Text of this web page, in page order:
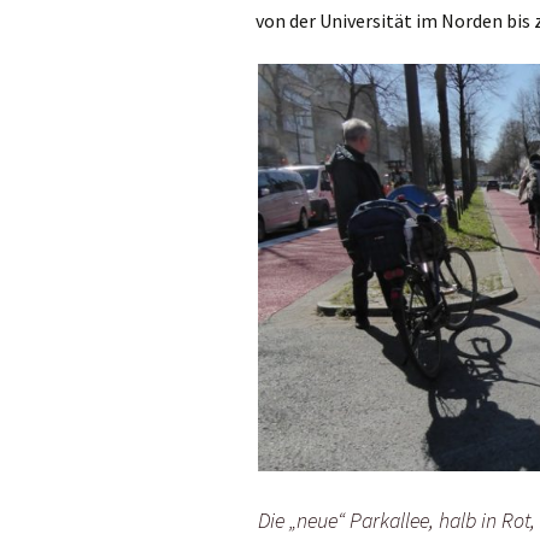
Beiträge
Olaf Dilling Beiträge
Richard Grassick Beiträge
Wolfgang Köhler-
Naumann Beiträge
Denis Petri
Katja
Beiträge
Mark Peter
Beiträge
Tim Birkholz
von der Universität im Norden
Die „neue“ Parkallee, halb in